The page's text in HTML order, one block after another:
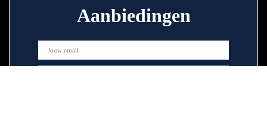
Aanbiedingen